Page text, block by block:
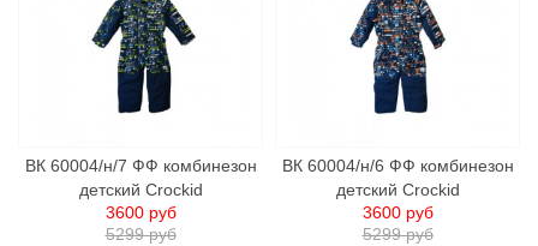
ВК 60004/н/7 ФФ комбинезон
детский Crockid
5299 руб
3600 руб
ВК 60004/н/6 ФФ комбинезон
детский Crockid
5299 руб
3600 руб